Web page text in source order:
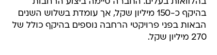
בהיקף כ-150 מיליון שקל, אך עומדת בשלוש השנים
הבאות בפני פרויקטי הרחבה נוספים בהיקף כולל של
270 מיליון שקל.